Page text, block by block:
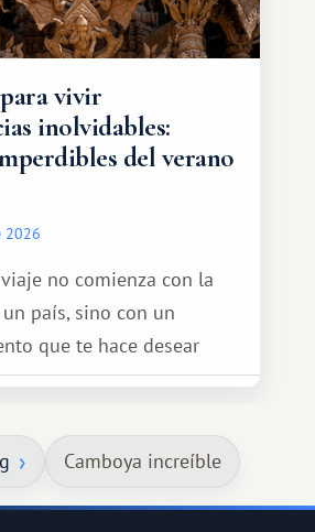
vivir
inolvidables:
del verano
2026
no comienza con la
país, sino con un
que te hace desear
Camboya increíble